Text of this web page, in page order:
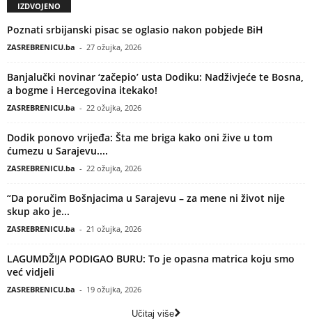
IZDVOJENO
Poznati srbijanski pisac se oglasio nakon pobjede BiH
ZASREBRENICU.ba - 27 ožujka, 2026
Banjalučki novinar ‘začepio’ usta Dodiku: Nadživjeće te Bosna,
a bogme i Hercegovina itekako!
ZASREBRENICU.ba - 22 ožujka, 2026
Dodik ponovo vrijeđa: Šta me briga kako oni žive u tom
ćumezu u Sarajevu....
ZASREBRENICU.ba - 22 ožujka, 2026
“Da poručim Bošnjacima u Sarajevu – za mene ni život nije
skup ako je...
ZASREBRENICU.ba - 21 ožujka, 2026
LAGUMDŽIJA PODIGAO BURU: To je opasna matrica koju smo
već vidjeli
ZASREBRENICU.ba - 19 ožujka, 2026
Učitaj više